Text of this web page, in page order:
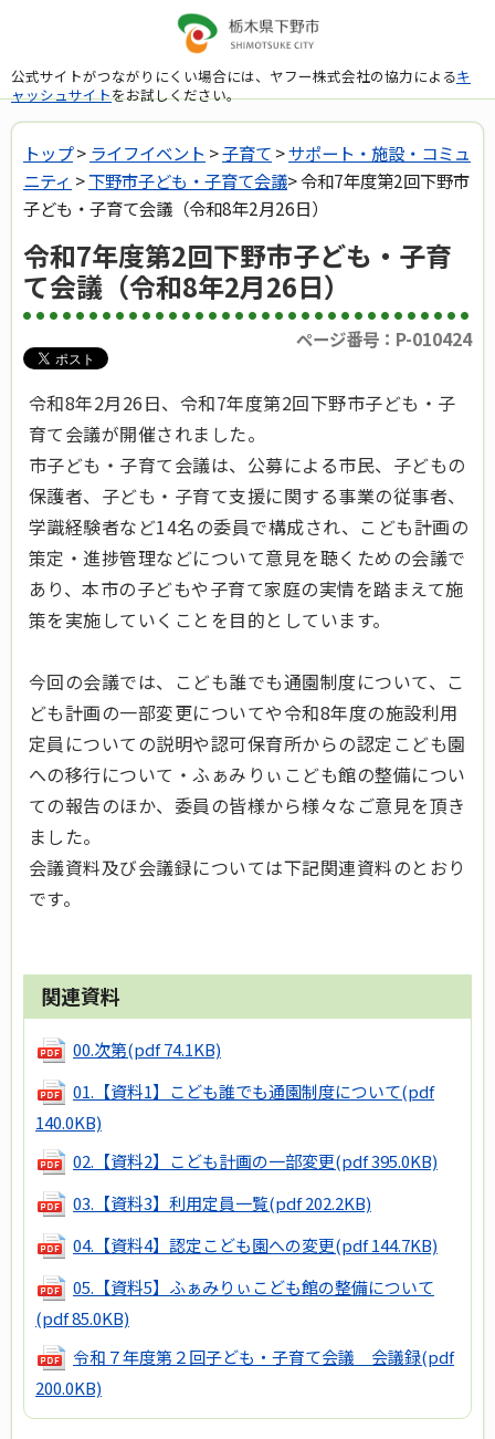
公式サイトがつながりにくい場合には、ヤフー株式会社の協力によるキ
ャッシュサイトをお試しください。
トップ> ライフイベント >子育て >サポート・施設・コミュ
ニティ >下野市子ども・子育て会議> 令和7年度第2回下野市
子ども・子育て会議（令和8年2月26日）
令和7年度第2回下野市子ども・子育
て会議（令和8年2月26日）
ページ番号：P-010424
令和8年2月26日、令和7年度第2回下野市子ども・子
育て会議が開催されました。
市子ども・子育て会議は、公募による市民、子どもの
保護者、子ども・子育て支援に関する事業の従事者、
学識経験者など14名の委員で構成され、こども計画の
策定・進捗管理などについて意見を聴くための会議で
あり、本市の子どもや子育て家庭の実情を踏まえて施
策を実施していくことを目的としています。
今回の会議では、こども誰でも通園制度について、こ
ども計画の一部変更についてや令和8年度の施設利用
定員についての説明や認可保育所からの認定こども園
への移行について・ふぁみりぃこども館の整備につい
ての報告のほか、委員の皆様から様々なご意見を頂き
ました。
会議資料及び会議録については下記関連資料のとおり
です。
関連資料
00.次第(pdf 74.1KB)
01.【資料1】こども誰でも通園制度について(pdf
140.0KB)
02.【資料2】こども計画の一部変更(pdf 395.0KB)
03.【資料3】利用定員一覧(pdf 202.2KB)
04.【資料4】認定こども園への変更(pdf 144.7KB)
05.【資料5】ふぁみりぃこども館の整備について
(pdf 85.0KB)
令和７年度第２回子ども・子育て会議 会議録(pdf
200.0KB)